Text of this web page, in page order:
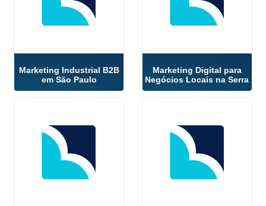
Marketing Industrial B2B
em São Paulo
Marketing Digital para
Negócios Locais na Serra